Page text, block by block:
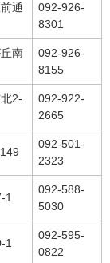
通
092-926-
8301
南
092-926-
8155
2-
092-922-
2665
092-501-
2323
1
092-588-
5030
1
092-595-
0822